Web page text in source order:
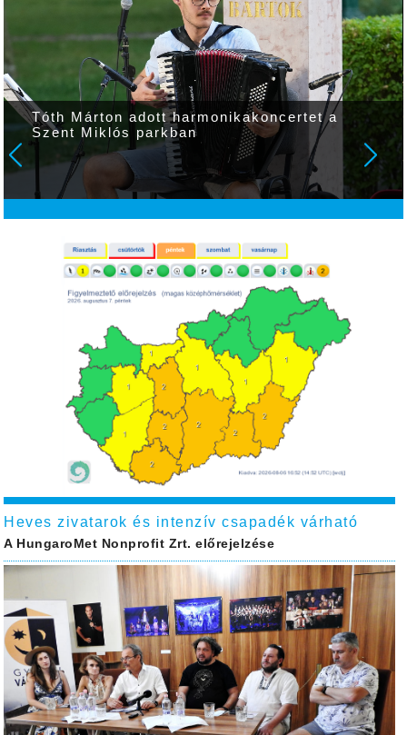
Tóth Márton adott harmonikakoncertet a
Szent Miklós parkban
Heves zivatarok és intenzív csapadék várható
A HungaroMet Nonprofit Zrt. előrejelzése